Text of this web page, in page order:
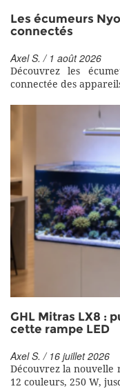
Les écumeurs
connectés
Axel S. / 1 août 2026
Découvrez les
connectée des
GHL Mitras LX8 :
cette rampe LED
Axel S. / 16 juillet 2026
Découvrez la nouvelle
12 couleurs, 250 W,